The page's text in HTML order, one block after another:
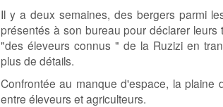
Il y a deux semaines, des bergers parmi
présentés à son bureau pour déclarer
"des éleveurs connus " de la Ruzizi en
plus de détails.
Confrontée au manque d'espace, la plaine
entre éleveurs et agriculteurs.